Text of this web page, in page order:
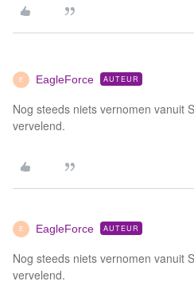
E EagleForce AUTEUR
Nog steeds niets vernomen
vervelend.
E EagleForce AUTEUR
Nog steeds niets vernomen
vervelend.